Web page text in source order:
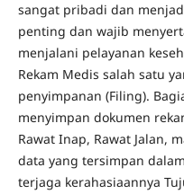
sangat pribadi dan
penting dan wajib
menjalani pelayanan
Rekam Medis salah satu
penyimpanan (Filing).
menyimpan dokumen
Rawat Inap, Rawat Jalan,
data yang tersimpan
terjaga kerahasiaannya